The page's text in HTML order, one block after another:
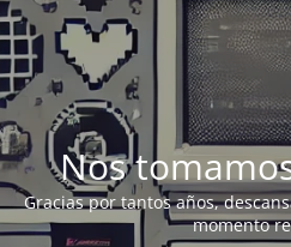
Nos
Gracias por tantos años,
momento